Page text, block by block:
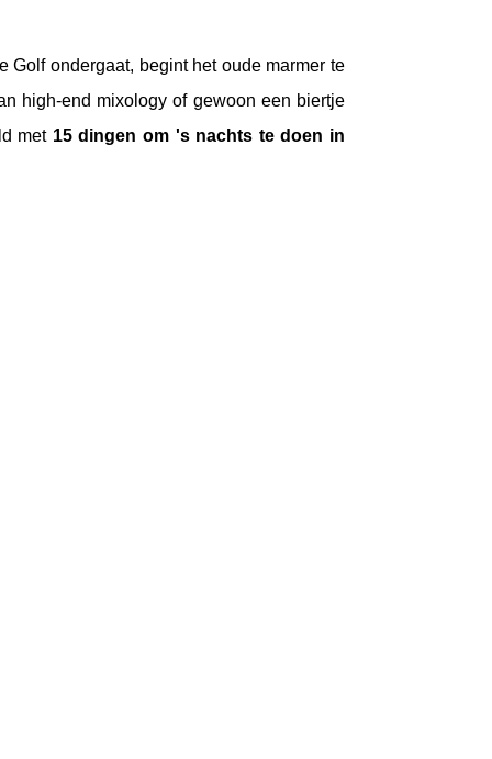
Golf ondergaat, begint het oude marmer te
high-end mixology of gewoon een biertje
met 15 dingen om 's nachts te doen in